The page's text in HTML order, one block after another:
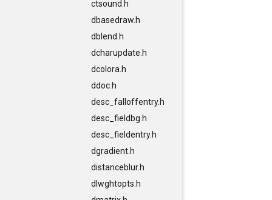
ctsound.h
dbasedraw.h
dblend.h
dcharupdate.h
dcolora.h
ddoc.h
desc_falloffentry.h
desc_fieldbg.h
desc_fieldentry.h
dgradient.h
distanceblur.h
dlwghtopts.h